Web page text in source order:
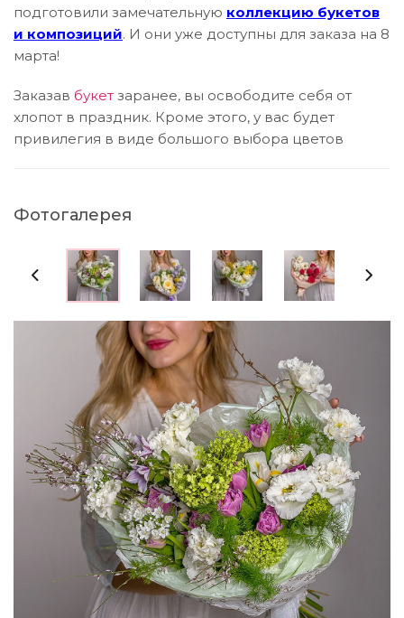
подготовили замечательную коллекцию букетов
и композиций. И они уже доступны для заказа на 8
марта!
Заказав букет заранее, вы освободите себя от
хлопот в праздник. Кроме этого, у вас будет
привилегия в виде большого выбора цветов
Фотогалерея